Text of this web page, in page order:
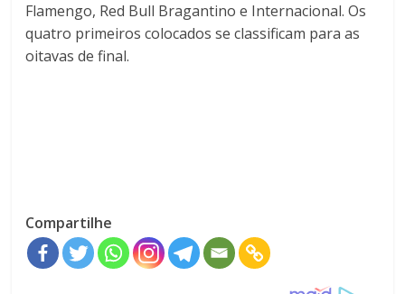
Flamengo, Red Bull Bragantino e Internacional. Os
quatro primeiros colocados se classificam para as
oitavas de final.
Compartilhe